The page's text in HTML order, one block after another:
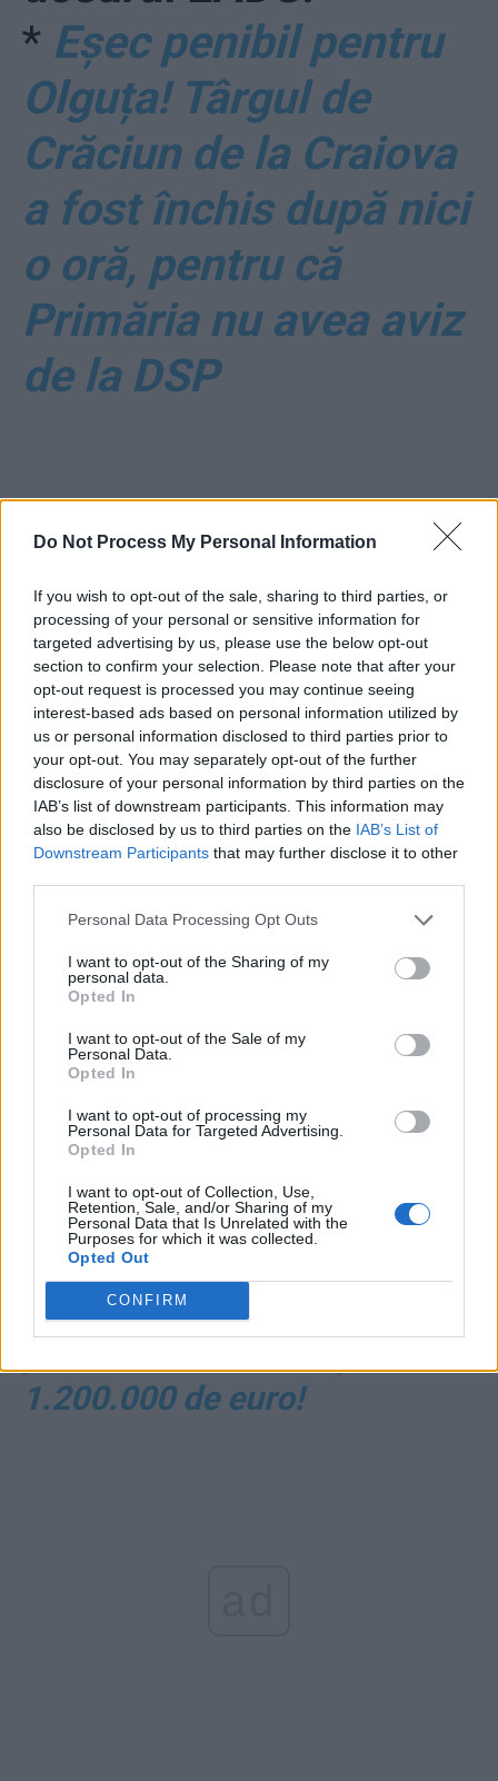
Do Not Process My Personal Information
If you wish to opt-out of the sale, sharing to third parties, or
processing of your personal or sensitive information for
targeted advertising by us, please use the below opt-out
section to confirm your selection. Please note that after your
opt-out request is processed you may continue seeing
interest-based ads based on personal information utilized by
us or personal information disclosed to third parties prior to
your opt-out. You may separately opt-out of the further
disclosure of your personal information by third parties on the
IAB’s list of downstream participants. This information may
also be disclosed by us to third parties on the IAB’s List of
Downstream Participants that may further disclose it to other
Personal Data Processing Opt Outs
I want to opt-out of the Sharing of my
personal data.
Opted In
I want to opt-out of the Sale of my
Personal Data.
Opted In
I want to opt-out of processing my
Personal Data for Targeted Advertising.
Opted In
I want to opt-out of Collection, Use,
Retention, Sale, and/or Sharing of my
Personal Data that Is Unrelated with the
Purposes for which it was collected.
Opted Out
CONFIRM
* Eșec penibil pentru
Olguța! Târgul de
Crăciun de la Craiova
a fost închis după nici
o oră, pentru că
Primăria nu avea aviz
de la DSP
ad
*Relu Fenechiu își trage și
„copiii” în pușcărie. Adomniței
– 3 ani și 2 luni cu executare.
Și Chiuariu a fost condamnat,
dar cu suspendare
50 de ani de închisoare
pentru 10 condamnați, în
Dosarul ANRP. Crinuţa
Dumitrean – 6 ani și 3 luni,
Horia Simu – 6 ani și 4 luni
Soția-paravan a lui
Tudorache garantează
cauțiunea și pentru ea, și
1.200.000 de euro!